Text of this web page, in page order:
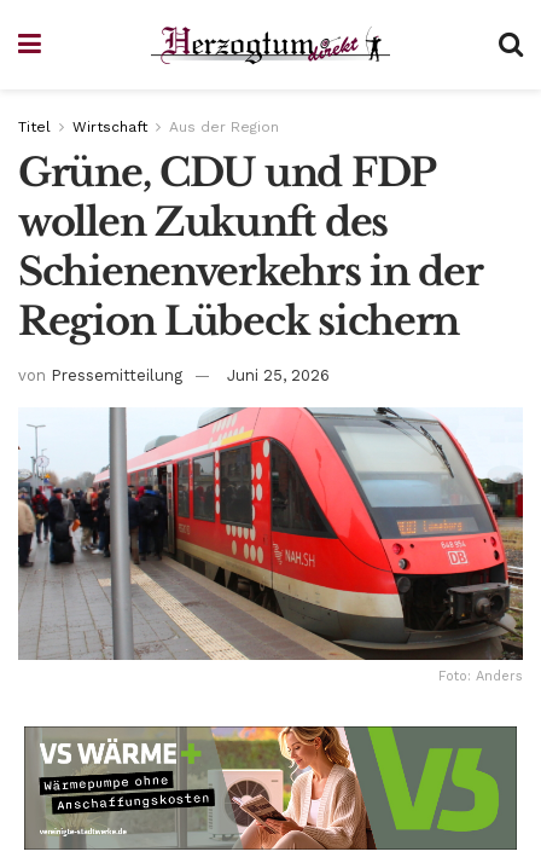
Titel Wirtschaft Aus der Region
Grüne, CDU und FDP
wollen Zukunft des
Schienenverkehrs in der
Region Lübeck sichern
von Pressemitteilung Juni 25, 2026
Foto: Anders